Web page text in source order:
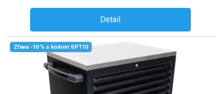
Detail
Zľava -10 % s kódom SPT10